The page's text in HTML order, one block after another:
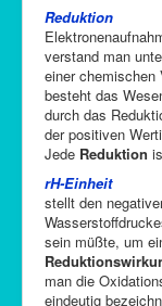
Reduktion
verstand man
einer chemischen
besteht das
durch das
der positiven
Jede Reduktion
rH-Einheit
stellt den
sein müßte, um
man die
eindeutig